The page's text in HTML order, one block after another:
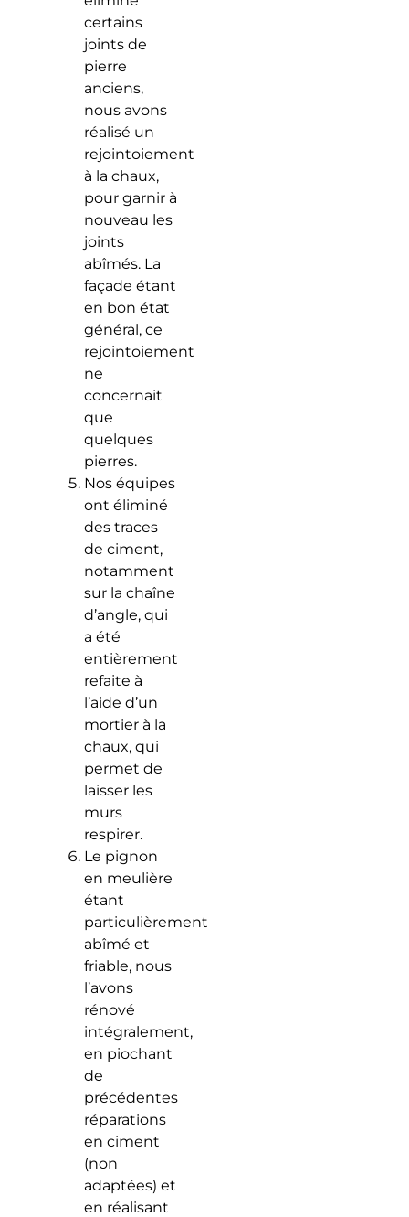
certains
joints de
pierre
anciens,
nous avons
réalisé un
rejointoiement
à la chaux,
pour garnir à
nouveau les
joints
abîmés. La
façade étant
en bon état
général, ce
rejointoiement
ne
concernait
que
quelques
pierres.
Nos équipes
ont éliminé
des traces
de ciment,
notamment
sur la chaîne
d’angle, qui
a été
entièrement
refaite à
l’aide d’un
mortier à la
chaux, qui
permet de
laisser les
murs
respirer.
Le pignon
en meulière
étant
particulièrement
abîmé et
friable, nous
l’avons
rénové
intégralement,
en piochant
de
précédentes
réparations
en ciment
(non
adaptées) et
en réalisant